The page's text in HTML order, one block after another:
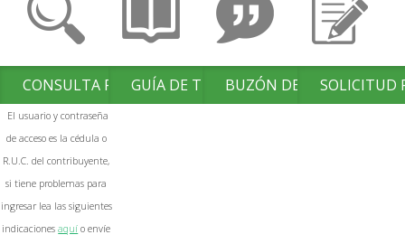
CONSULTA FACTURAS
El usuario y contraseña
de acceso es la cédula o
R.U.C. del contribuyente,
si tiene problemas para
ingresar lea las siguientes
indicacionesaquí o envíe
GUÍA DE TRÁMITESBUZÓN DE SUGERENCIAS
SOLICITUD